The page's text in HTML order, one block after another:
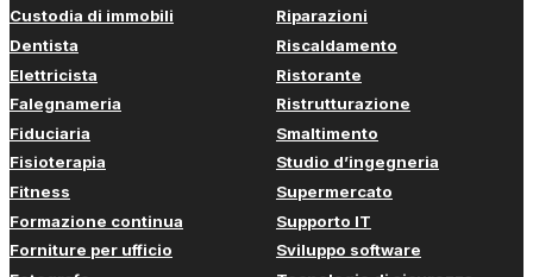
Custodia di immobili
Dentista
Elettricista
Falegnameria
Fiduciaria
Fisioterapia
Fitness
Formazione continua
Forniture per ufficio
Riparazioni
Riscaldamento
Ristorante
Ristrutturazione
Smaltimento
Studio d’ingegneria
Supermercato
Supporto IT
Sviluppo software